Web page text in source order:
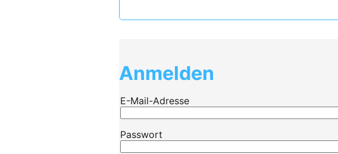
Anmelden